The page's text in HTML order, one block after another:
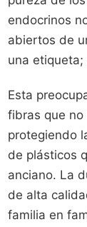
endocrinos
abiertos de
una
Esta
fibras que no
protegiendo
de plásticos
anciano. La
de alta
familia en